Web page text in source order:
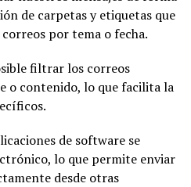
de carpetas y etiquetas que
por tema o fecha.
filtrar los correos
o contenido, lo que facilita la
de software se
lo que permite enviar
desde otras